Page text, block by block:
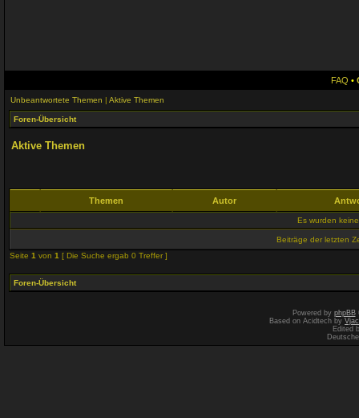
FAQ •
Unbeantwortete Themen | Aktive Themen
Foren-Übersicht
Aktive Themen
Themen Autor
Es wurden
Beiträge der letzten
Seite 1 von 1 [ Die Suche ergab 0 Treffer ]
Foren-Übersicht
Powered by phpBB
Based on Acidtech by
Edited